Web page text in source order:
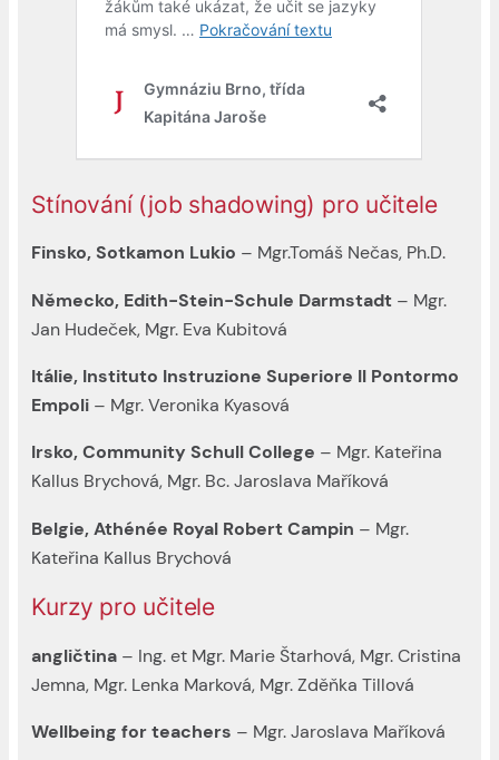
Stínování (job shadowing) pro učitele
Finsko, Sotkamon Lukio – Mgr.Tomáš Nečas, Ph.D.
Německo, Edith-Stein-Schule Darmstadt – Mgr.
Jan Hudeček, Mgr. Eva Kubitová
Itálie, Instituto Instruzione Superiore Il Pontormo
Empoli – Mgr. Veronika Kyasová
Irsko, Community Schull College – Mgr. Kateřina
Kallus Brychová, Mgr. Bc. Jaroslava Maříková
Belgie, Athénée Royal Robert Campin – Mgr.
Kateřina Kallus Brychová
Kurzy pro učitele
angličtina – Ing. et Mgr. Marie Štarhová, Mgr. Cristina
Jemna, Mgr. Lenka Marková, Mgr. Zděňka Tillová
Wellbeing for teachers – Mgr. Jaroslava Maříková